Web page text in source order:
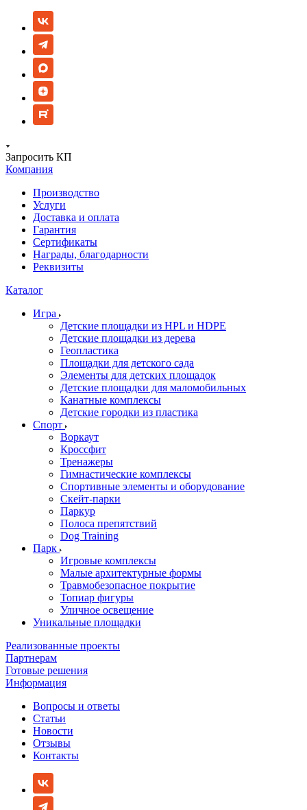
Запросить КП
Компания
Производство
Услуги
Доставка и оплата
Гарантия
Сертификаты
Награды, благодарности
Реквизиты
Каталог
Игра
Детские площадки из HPL и HDPE
Детские площадки из дерева
Геопластика
Площадки для детского сада
Элементы для детских площадок
Детские площадки для маломобильных
Канатные комплексы
Детские городки из пластика
Спорт
Воркаут
Кроссфит
Тренажеры
Гимнастические комплексы
Спортивные элементы и оборудование
Скейт-парки
Паркур
Полоса препятствий
Dog Training
Парк
Игровые комплексы
Малые архитектурные формы
Травмобезопасное покрытие
Топиар фигуры
Уличное освещение
Уникальные площадки
Реализованные проекты
Партнерам
Готовые решения
Информация
Вопросы и ответы
Статьи
Новости
Отзывы
Контакты